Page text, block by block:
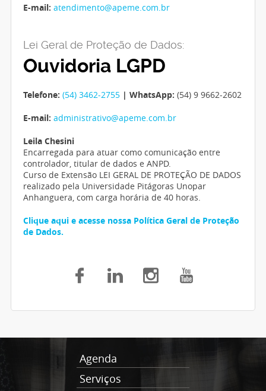
E-mail: atendimento@apeme.com.br
Lei Geral de Proteção de Dados:
Ouvidoria LGPD
Telefone: (54) 3462-2755 | WhatsApp: (54) 9 9662-2602
E-mail: administrativo@apeme.com.br
Leila Chesini
Encarregada para atuar como comunicação entre
controlador, titular de dados e ANPD.
Curso de Extensão LEI GERAL DE PROTEÇÃO DE DADOS
realizado pela Universidade Pitágoras Unopar
Anhanguera, com carga horária de 40 horas.
Clique aqui e acesse nossa Política Geral de Proteção
de Dados.
Agenda
Serviços